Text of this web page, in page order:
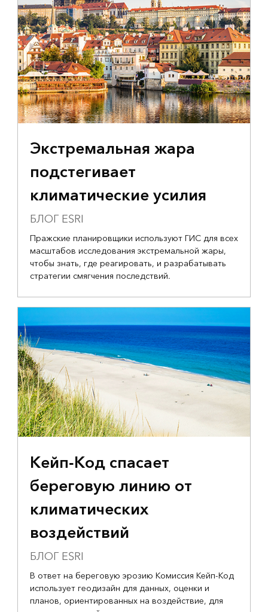
Экстремальная жара
подстегивает
климатические усилия
БЛОГ ESRI
Пражские планировщики используют ГИС для всех
масштабов исследования экстремальной жары,
чтобы знать, где реагировать, и разрабатывать
стратегии смягчения последствий.
Кейп-Код спасает
береговую линию от
климатических
воздействий
БЛОГ ESRI
В ответ на береговую эрозию Комиссия Кейп-Код
использует геодизайн для данных, оценки и
планов, ориентированных на воздействие, для